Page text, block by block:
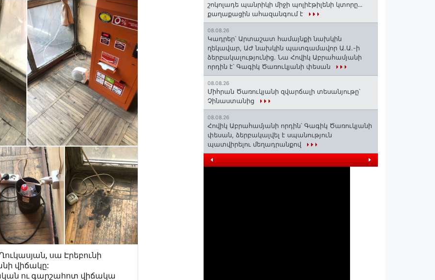
շոկոլադե պանրիկի միջի պոլիէթիլենի կտորը․․․
քաղաքացին ահազանգում է
08.08.26
Կադրեր՝ Արտաշատ համայնքի նախկին
ղեկավար, ԱԺ նախկին պատգամավոր Ա.Ա.-ի
ձերբակալությունից. Նա Հովիկ Աբրահամյանի
որդին է՝ Գագիկ Ծառուկյանի փեսան
08.08.26
Միհրան Ծառուկյանի զվարճալի տեսանյութը՝
Չինաստանից
08.08.26
Հովիկ Աբրահամյանի որդին՝ Գագիկ Ծառուկյանի
փեսան, ձերբակալվել է սպանություն
պատվիրելու մեղադրանքով